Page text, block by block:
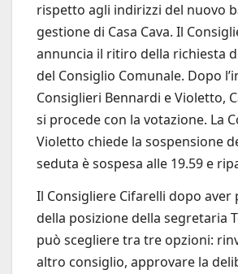
rispetto agli indirizzi del nuovo
gestione di Casa Cava. Il
annuncia il ritiro della richiesta
del Consiglio Comunale. Dopo
Consiglieri Bennardi e Violetto,
si procede con la votazione. La
Violetto chiede la sospensione
seduta è sospesa alle 19.59 e
Il Consigliere Cifarelli dopo aver
della posizione della segretaria
può scegliere tra tre opzioni:
altro consiglio, approvare la